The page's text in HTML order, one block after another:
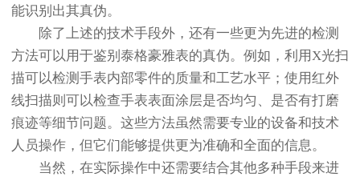
能识别出其真伪。
除了上述的技术手段外，还有一些更为先进的检测
方法可以用于鉴别泰格豪雅表的真伪。例如，利用X光扫
描可以检测手表内部零件的质量和工艺水平；使用红外
线扫描则可以检查手表表面涂层是否均匀、是否有打磨
痕迹等细节问题。这些方法虽然需要专业的设备和技术
人员操作，但它们能够提供更为准确和全面的信息。
当然，在实际操作中还需要结合其他多种手段来进